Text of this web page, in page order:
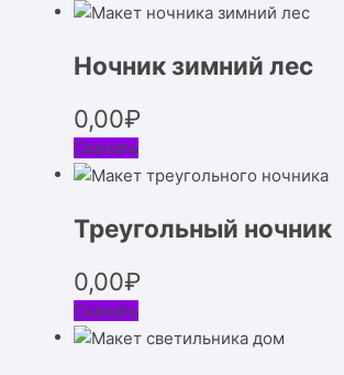
Ночник зимний лес
0,00₽
Скачать
Треугольный ночник
0,00₽
Скачать